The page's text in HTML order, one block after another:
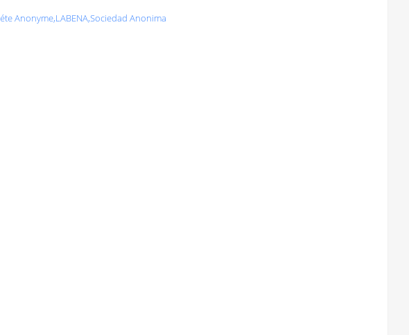
Anonyme,LABENA,Sociedad Anonima